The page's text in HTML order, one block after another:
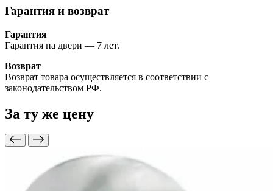
Гарантия и возврат
Гарантия
Гарантия на двери — 7 лет.
Возврат
Возврат товара осуществляется в соответствии с
законодательством РФ.
За ту же цену